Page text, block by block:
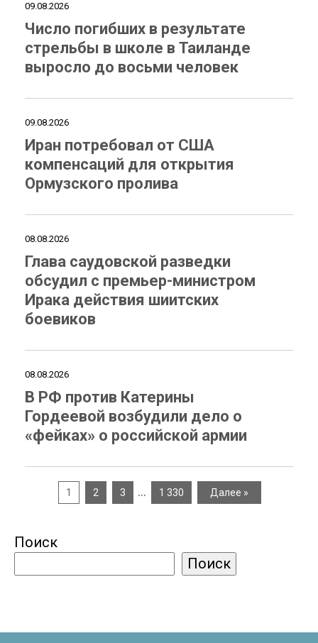
09.08.2026
Число погибших в результате
стрельбы в школе в Таиланде
выросло до восьми человек
09.08.2026
Иран потребовал от США
компенсаций для открытия
Ормузского пролива
08.08.2026
Глава саудовской разведки
обсудил с премьер-министром
Ирака действия шиитских
боевиков
08.08.2026
В РФ против Катерины
Гордеевой возбудили дело о
«фейках» о российской армии
1 2 3 … 1 330 Далее »
Поиск
Поиск